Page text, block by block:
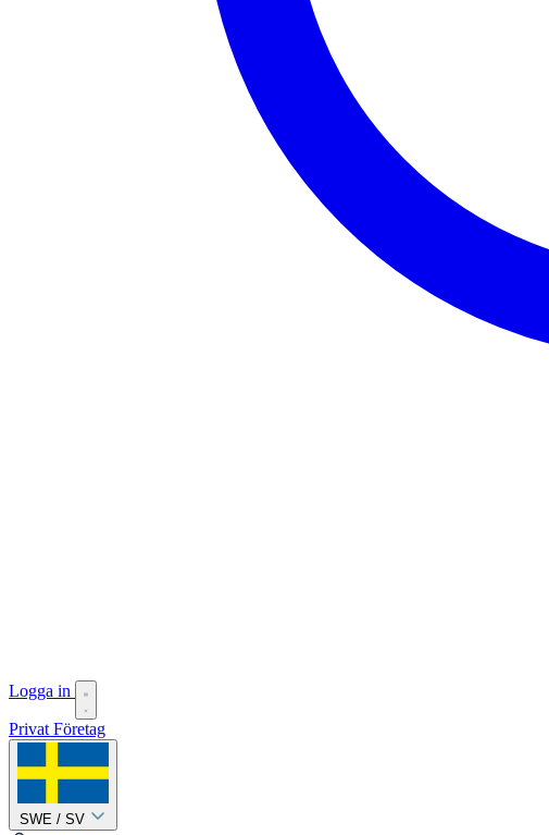
Logga in
Privat Företag
SWE / SV